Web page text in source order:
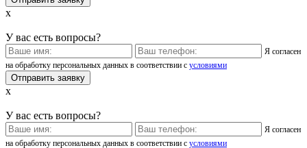
x
У вас есть вопросы?
Я согласен
на обработку персональных данных в соответствии с условиями
x
У вас есть вопросы?
Я согласен
на обработку персональных данных в соответствии с условиями